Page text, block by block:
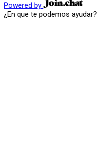
Powered by
¿En que te podemos ayudar?